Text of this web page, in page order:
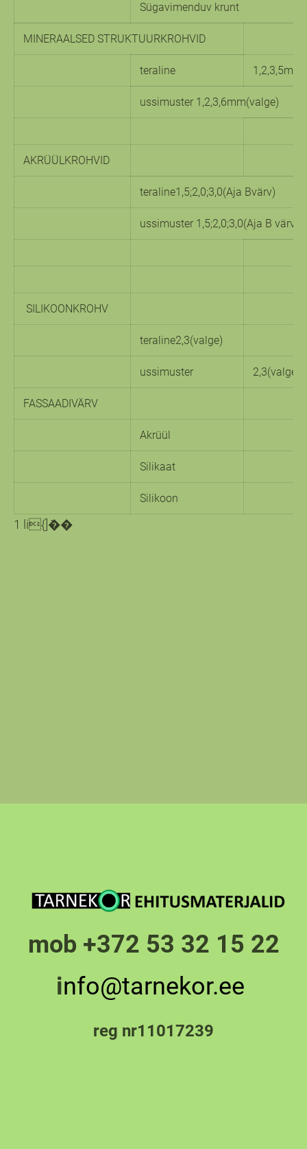
Sügavimenduv krunt
MINERAALSED STRUKTUURKROHVID
teraline
ussimuster 1,2,3,6mm(valge)
AKRÜÜLKROHVID
teraline1,5;2,0;3,0(Aja Bvärv)
ussimuster 1,5;2,0;3,0(Aja B värv)
SILIKOONKROHV
teraline2,3(valge)
ussimuster 2,3(valge
FASSAADIVÄRV
Akrüül
Silikaat
Silikoon
1 li{]݁��
mob +372 53 32 15 22
info@tarnekor.ee
reg nr11017239